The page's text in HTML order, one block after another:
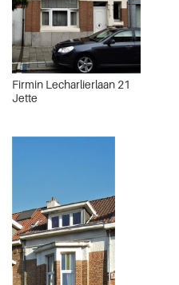
Firmin Lecharlierlaan 21
Jette